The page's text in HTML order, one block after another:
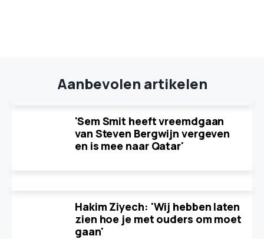
Aanbevolen artikelen
'Sem Smit heeft vreemdgaan
van Steven Bergwijn vergeven
en is mee naar Qatar'
Hakim Ziyech: 'Wij hebben laten
zien hoe je met ouders om moet
gaan'